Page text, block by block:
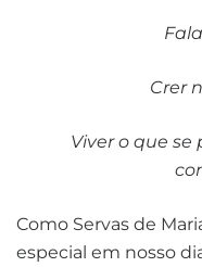
Crer
Viver o que se
Como Servas de
especial em nosso